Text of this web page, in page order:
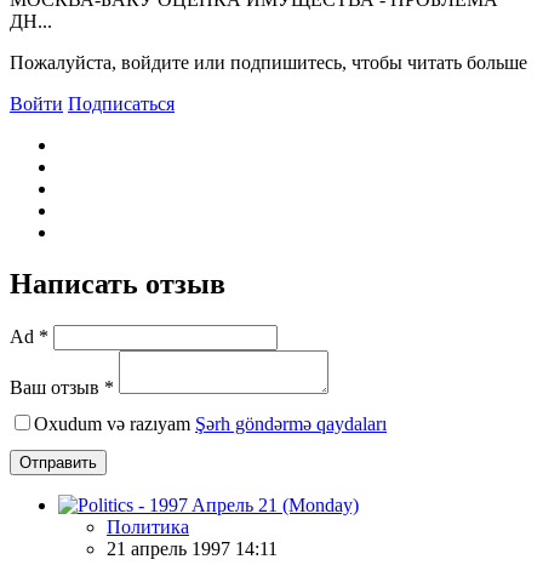
ДН...
Пожалуйста, войдите или подпишитесь, чтобы читать больше
Войти Подписаться
Написать отзыв
Ad *
Ваш отзыв *
Oxudum və razıyam Şərh göndərmə qaydaları
Отправить
Политика
21 апрель 1997 14:11